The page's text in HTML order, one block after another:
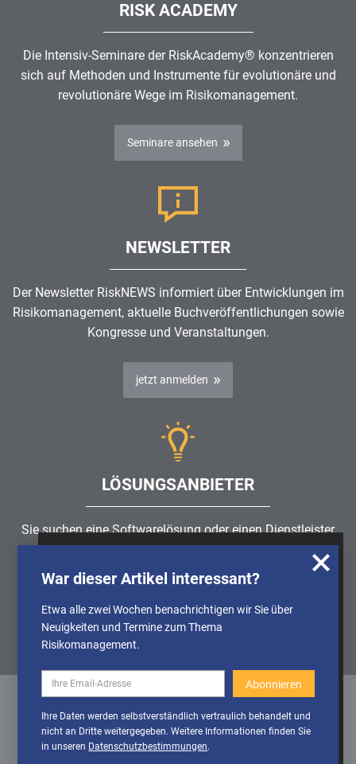
Informationen über die Nutzung unserer
Webseite zu erhalten und unser Angebot so
stetig verbessern zu können. Weitere
Informationen finden Sie in unserer
deaktivieren
Cookies aktivieren
RISK ACADEMY
Die Intensiv-Seminare der RiskAcademy® konzentrieren
sich auf Methoden und Instrumente für evolutionäre und
revolutionäre Wege im Risikomanagement.
Seminare ansehen
NEWSLETTER
Der Newsletter RiskNEWS informiert über Entwicklungen im
Risikomanagement, aktuelle Buchveröffentlichungen sowie
Kongresse und Veranstaltungen.
jetzt anmelden
LÖSUNGSANBIETER
Sie suchen eine Softwarelösung oder einen Dienstleister
rund um die ThemenRisikomanagement,GRC, IKS oder
ISMS?
Partner finden
Datenschutz/Impressum/Sitemap
© 1999 - 2026 RiskNET GmbH - The Risk Management Network
War dieser Artikel interessant?
Etwa alle zwei Wochen benachrichtigen wir Sie über
Neuigkeiten und Termine zum Thema
Risikomanagement.
Ihre Daten werden selbstverständlich vertraulich behandelt und
nicht an Dritte weitergegeben. Weitere Informationen finden Sie
in unseren Datenschutzbestimmungen.